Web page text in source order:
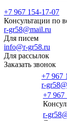
+7 967 154-17-07
Консультации по
r-gr58@mail.ru
Для писем
info@r-gr58.ru
Для рассылок
Заказать звонок
+7 967
r-
+7 967
r-